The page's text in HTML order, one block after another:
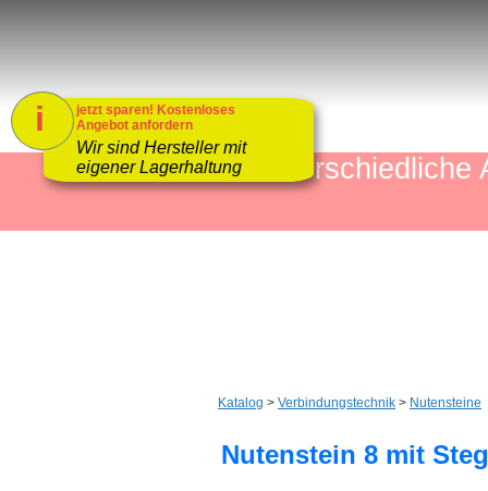
mehr als 4000
Katalog > Verbindungstechnik > Nutensteine
Nutenstein 8 mit
jetzt sparen! Kostenloses
Angebot anfordern
1
Wir sind Hersteller mit
eigener Lagerhaltung
i